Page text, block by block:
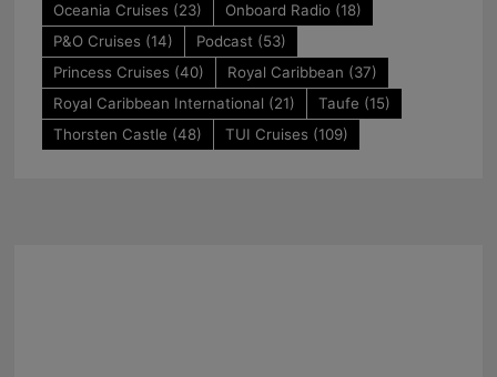
Oceania Cruises (23) Onboard Radio(18)
P&O Cruises (14) Podcast (53)
Princess Cruises (40) Royal Caribbean (37)
Royal Caribbean International (21) Taufe (15)
Thorsten Castle (48) TUI Cruises (109)